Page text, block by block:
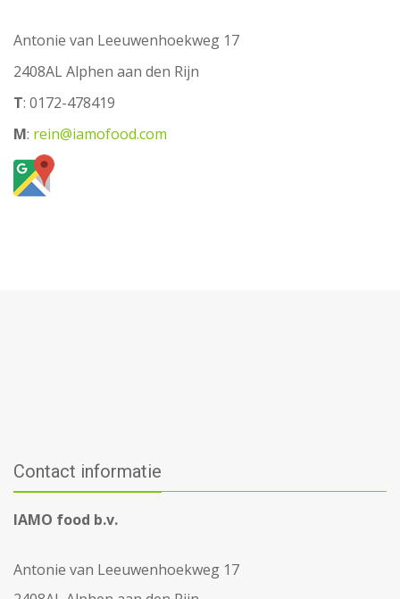
Antonie van Leeuwenhoekweg 17
2408AL Alphen aan den Rijn
T: 0172-478419
M: rein@iamofood.com
Contact informatie
IAMO food b.v.
Antonie van Leeuwenhoekweg 17